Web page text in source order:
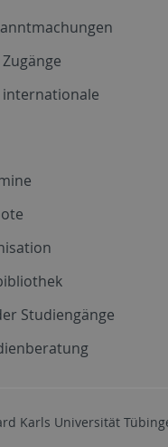
Studiengänge
Karls Universität